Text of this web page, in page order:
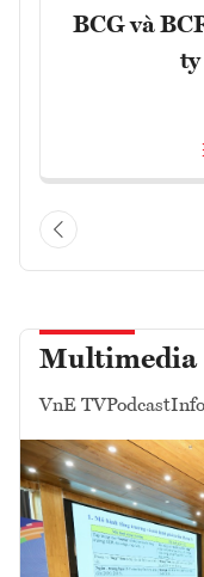
BCG và
ty
Multimedia
VnE TVPodcast